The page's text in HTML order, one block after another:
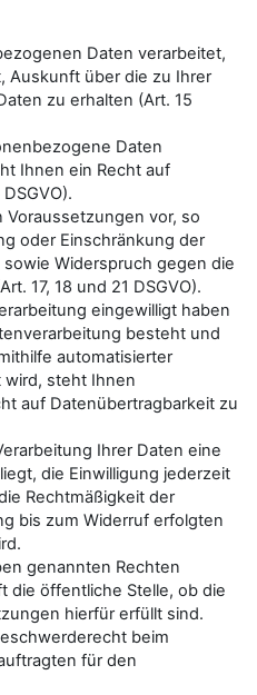
Daten verarbeitet,
Auskunft über die zu Ihrer
zu erhalten (Art. 15
Daten
Ihnen ein Recht auf
vor, so
oder Einschränkung der
Widerspruch gegen die
17, 18 und 21 DSGVO).
eingewilligt haben
besteht und
automatisierter
steht Ihnen
auf Datenübertragbarkeit zu
Ihrer Daten eine
die Einwilligung jederzeit
Rechtmäßigkeit der
bis zum Widerruf erfolgten
genannten Rechten
die öffentliche Stelle, ob die
hierfür erfüllt sind.
beim
für den